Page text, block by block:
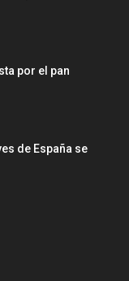
por el pan
de España se